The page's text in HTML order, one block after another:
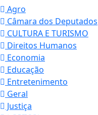
Agro
Câmara dos Deputados
CULTURA E TURISMO
Direitos Humanos
Economia
Educação
Entretenimento
Geral
Justiça